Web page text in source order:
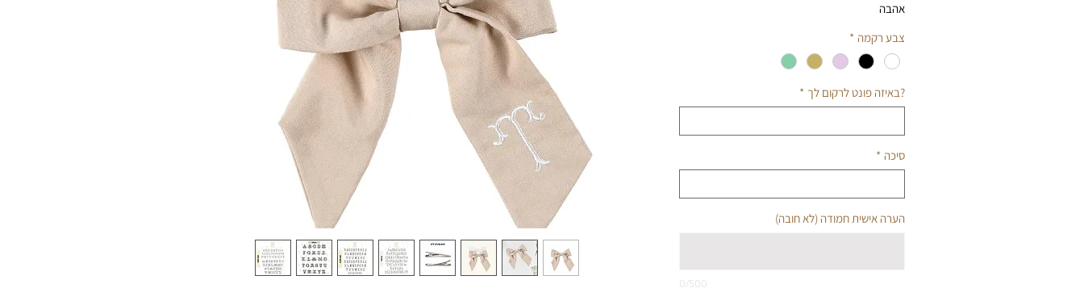
אהבה
מידות :
צבע בד:
טבעי דמוי קנוואס
לבחרתכם סיכת תנין גדולה/קטנה
במידה ולא נבחר צבע ספציפי
ברירת המחדל היא רקמה לבנה ופונט אלברט.
צבע רקמה *
?באיזה פונט לרקום לך *
סיכה *
הערה אישית חמודה (לא חובה)
0/500